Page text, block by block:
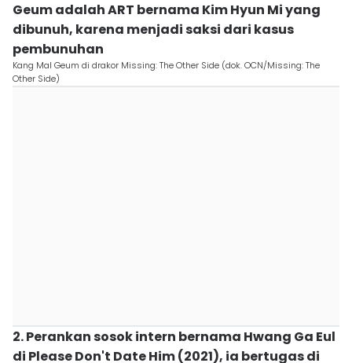
Geum adalah ART bernama Kim Hyun Mi yang
dibunuh, karena menjadi saksi dari kasus
pembunuhan
Kang Mal Geum di drakor Missing: The Other Side (dok. OCN/Missing: The
Other Side)
2. Perankan sosok intern bernama Hwang Ga Eul
di Please Don't Date Him (2021), ia bertugas di